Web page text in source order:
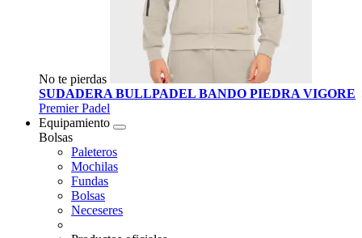
No te pierdas
SUDADERA BULLPADEL BANDO PIEDRA VIGORE
Premier Padel
Equipamiento
Bolsas
Paleteros
Mochilas
Fundas
Bolsas
Neceseres